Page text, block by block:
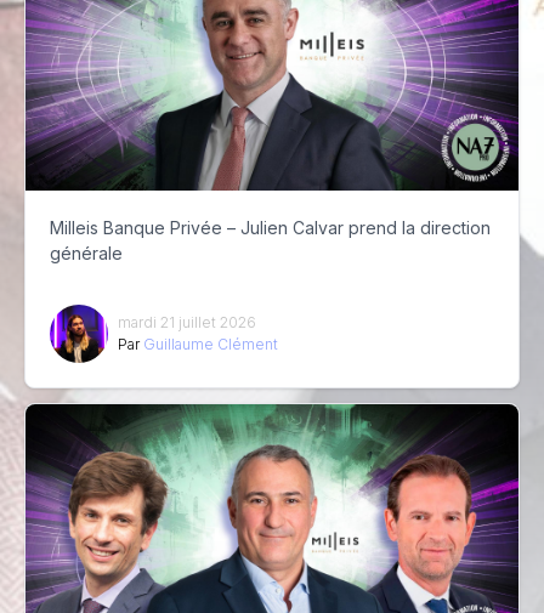
Milleis Banque Privée – Julien Calvar prend la direction
générale
mardi 21 juillet 2026
Par Guillaume Clément